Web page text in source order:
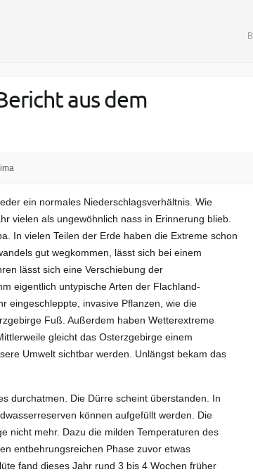
aus dem
ein normales Niederschlagsverhältnis. Wie
vielen als ungewöhnlich nass in Erinnerung blieb.
In vielen Teilen der Erde haben die Extreme schon
gut wegkommen, lässt sich bei einem
lässt sich eine Verschiebung der
eigentlich untypische Arten der Flachland-
eingeschleppte, invasive Pflanzen, wie die
Fuß. Außerdem haben Wetterextreme
gleicht das Osterzgebirge einem
Umwelt sichtbar werden. Unlängst bekam das
durchatmen. Die Dürre scheint überstanden. In
können aufgefüllt werden. Die
nicht mehr. Dazu die milden Temperaturen des
entbehrungsreichen Phase zuvor etwas
fand dieses Jahr rund 3 bis 4 Wochen früher